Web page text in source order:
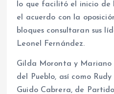
lo que facilitó el inicio de
el acuerdo con la
bloques consultaran sus
Leonel Fernández.
Gilda Moronta y Mariano
del Pueblo, así como
Guido Cabrera, de